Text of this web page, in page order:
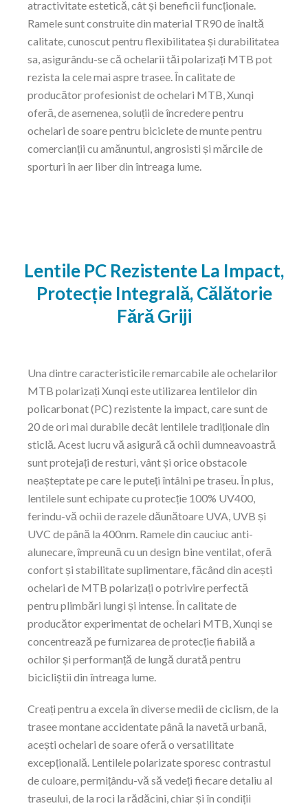
atractivitate estetică, cât și beneficii funcționale.
Ramele sunt construite din material TR90 de înaltă
calitate, cunoscut pentru flexibilitatea și durabilitatea
sa, asigurându-se că ochelarii tăi polarizați MTB pot
rezista la cele mai aspre trasee. În calitate de
producător profesionist de ochelari MTB, Xunqi
oferă, de asemenea, soluții de încredere pentru
ochelari de soare pentru biciclete de munte pentru
comercianții cu amănuntul, angrosisti și mărcile de
sporturi în aer liber din întreaga lume.
Lentile PC Rezistente La Impact,
Protecție Integrală, Călătorie
Fără Griji
Una dintre caracteristicile remarcabile ale ochelarilor
MTB polarizați Xunqi este utilizarea lentilelor din
policarbonat (PC) rezistente la impact, care sunt de
20 de ori mai durabile decât lentilele tradiționale din
sticlă. Acest lucru vă asigură că ochii dumneavoastră
sunt protejați de resturi, vânt și orice obstacole
neașteptate pe care le puteți întâlni pe traseu. În plus,
lentilele sunt echipate cu protecție 100% UV400,
ferindu-vă ochii de razele dăunătoare UVA, UVB și
UVC de până la 400nm. Ramele din cauciuc anti-
alunecare, împreună cu un design bine ventilat, oferă
confort și stabilitate suplimentare, făcând din acești
ochelari de MTB polarizați o potrivire perfectă
pentru plimbări lungi și intense. În calitate de
producător experimentat de ochelari MTB, Xunqi se
concentrează pe furnizarea de protecție fiabilă a
ochilor și performanță de lungă durată pentru
bicicliștii din întreaga lume.
Creați pentru a excela în diverse medii de ciclism, de la
trasee montane accidentate până la navetă urbană,
acești ochelari de soare oferă o versatilitate
excepțională. Lentilele polarizate sporesc contrastul
de culoare, permițându-vă să vedeți fiecare detaliu al
traseului, de la roci la rădăcini, chiar și în condiții